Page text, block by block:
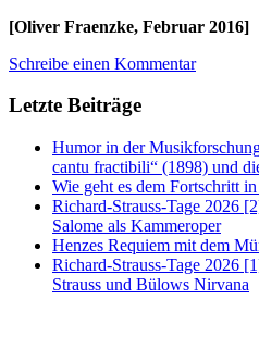
[Oliver Fraenzke, Februar 2016]
Schreibe einen Kommentar
Letzte Beiträge
Humor in der
cantu fractibili“ (1898) und
Wie geht es dem Fortschritt
Richard-Strauss-Tage 2026
Salome als Kammeroper
Henzes Requiem mit dem
Richard-Strauss-Tage 2026
Strauss und Bülows Nirvana